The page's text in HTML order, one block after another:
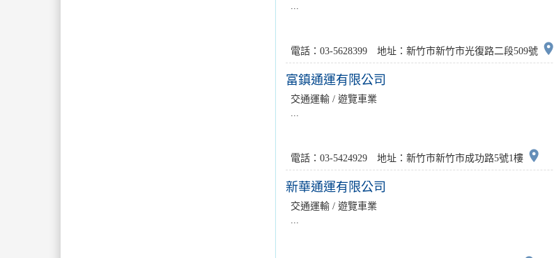
...
電話：03-5628399 地址：新竹市新竹市光復路二段509號 place
富鎮通運有限公司
交通運輸 / 遊覽車業
...
電話：03-5424929 地址：新竹市新竹市成功路5號1樓 place
新華通運有限公司
交通運輸 / 遊覽車業